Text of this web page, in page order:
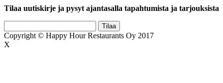
Tilaa uutiskirje ja pysyt ajantasalla tapahtumista ja tarjouksista
Copyright © Happy Hour Restaurants Oy 2017
X